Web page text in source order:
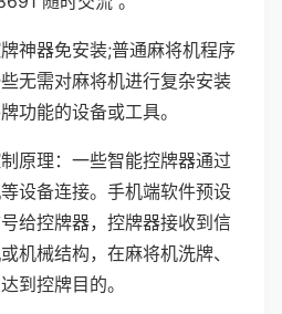
神器免安装;普通麻将机程序
无需对麻将机进行复杂安装
功能的设备或工具。
原理：一些智能控牌器通过
设备连接。手机端软件预设
给控牌器，控牌器接收到信
机械结构，在麻将机洗牌、
到控牌目的。